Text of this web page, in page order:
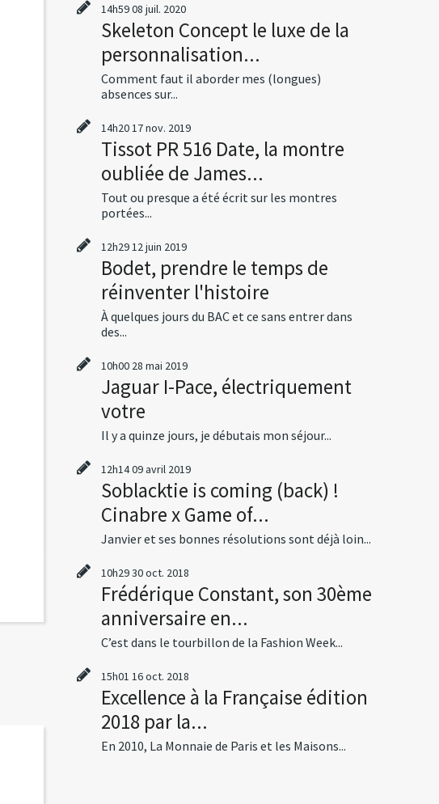
14h5908 juil. 2020
Skeleton Concept le luxe de la
personnalisation...
Comment faut il aborder mes (longues)
absences sur...
14h2017nov. 2019
Tissot PR 516 Date, la montre
oubliée de James...
Tout ou presque a été écrit sur les montres
portées...
12h2912juin 2019
Bodet, prendre le temps de
réinventer l'histoire
À quelques jours du BAC et ce sans entrer dans
des...
10h00 28 mai 2019
Jaguar I-Pace, électriquement
votre
Il y a quinze jours, je débutais mon séjour...
12h1409avril 2019
Soblacktie is coming (back) !
Cinabre x Game of...
Janvier et ses bonnes résolutions sont déjà loin...
10h2930oct. 2018
Frédérique Constant, son 30ème
anniversaire en...
C’est dans le tourbillon de la Fashion Week...
15h01 16oct. 2018
Excellence à la Française édition
2018 par la...
En 2010, La Monnaie de Paris et les Maisons...